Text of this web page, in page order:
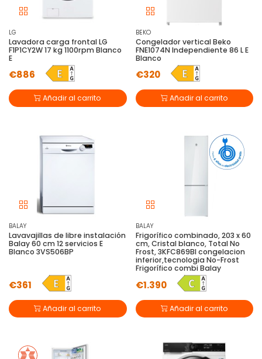
LG
Lavadora carga frontal LG
F1P1CY2W 17 kg 1100rpm Blanco
E
€886
Añadir al carrito
BEKO
Congelador vertical Beko
FNE1074N Independiente 86 L E
Blanco
€320
Añadir al carrito
BALAY
Lavavajillas de libre instalación
Balay 60 cm 12 servicios E
Blanco 3VS506BP
€361
Añadir al carrito
BALAY
Frigorífico combinado, 203 x 60
cm, Cristal blanco, Total No
Frost, 3KFC869BI congelacion
inferior,tecnologia No-Frost
Frigorífico combi Balay
€1.390
Añadir al carrito